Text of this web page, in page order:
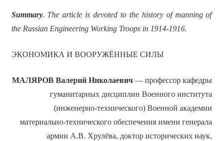
Summary. The article is devoted to the history of manning of
the Russian Engineering Working Troops in 1914-1916.
ЭКОНОМИКА И ВООРУЖЁННЫЕ СИЛЫ
МАЛЯРОВ Валерий Николаевич— профессор кафедры
гуманитарных дисциплин Военного института
(инженерно-технического) Военной академии
материально-технического обеспечения имени генерала
армии А.В. Хрулёва, доктор исторических наук,